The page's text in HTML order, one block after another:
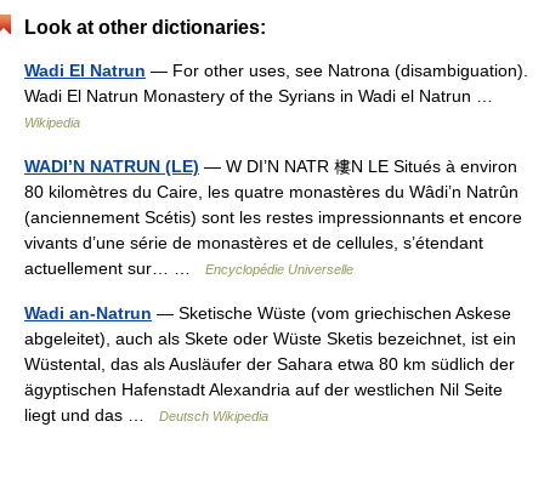
Look at other dictionaries:
Wadi El Natrun — For other uses, see Natrona (disambiguation).
Wadi El Natrun Monastery of the Syrians in Wadi el Natrun …
Wikipedia
WADI’N NATRUN (LE) — W DI’N NATR 樓N LE Situés à environ
80 kilomètres du Caire, les quatre monastères du Wâdi’n Natrûn
(anciennement Scétis) sont les restes impressionnants et encore
vivants d’une série de monastères et de cellules, s’étendant
actuellement sur… …
Encyclopédie Universelle
Wadi an-Natrun — Sketische Wüste (vom griechischen Askese
abgeleitet), auch als Skete oder Wüste Sketis bezeichnet, ist ein
Wüstental, das als Ausläufer der Sahara etwa 80 km südlich der
ägyptischen Hafenstadt Alexandria auf der westlichen Nil Seite
liegt und das …
Deutsch Wikipedia